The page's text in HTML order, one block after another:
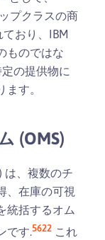
プクラスの商
おり、IBM
ものではな
の提供物に
す。
(OMS)
は、複数のチ
、在庫の可視
統括するオム
です.5622 これ